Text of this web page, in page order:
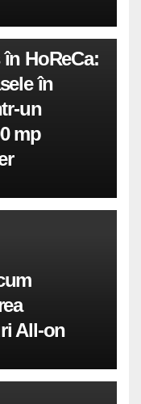
HoReCa:
în
un
mp
All-on